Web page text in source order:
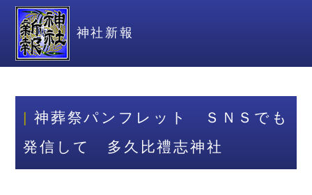
神社新報
神葬祭パンフレット ＳＮＳでも
発信して 多久比禮志神社